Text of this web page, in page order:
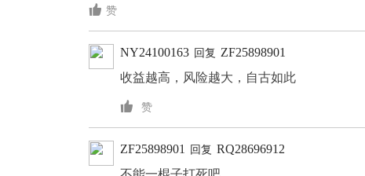
 赞
NY24100163 回复 ZF25898901
收益越高，风险越大，自古如此
 赞
ZF25898901 回复 RQ28696912